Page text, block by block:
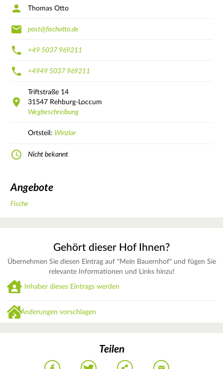
Thomas Otto
post@fischotto.de
+49 5037 969211
+4949 5037 969211
Triftstraße 14
31547 Rehburg-Loccum
Wegbeschreibung
Ortsteil: Winzlar
Nicht bekannt
Angebote
Fische
Gehört dieser Hof Ihnen?
Übernehmen Sie diesen Eintrag auf "Mein Bauernhof" und fügen Sie
relevante Informationen und Links hinzu!
Inhaber dieses Eintrags werden
Änderungen vorschlagen
Teilen